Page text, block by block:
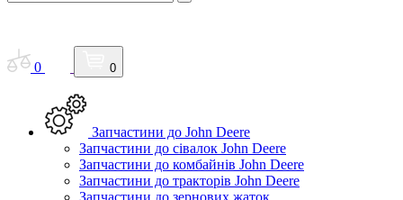
0 0
Запчастини до John Deere
Запчастини до сівалок John Deere
Запчастини до комбайнів John Deere
Запчастини до тракторів John Deere
Запчастини до зернових жаток